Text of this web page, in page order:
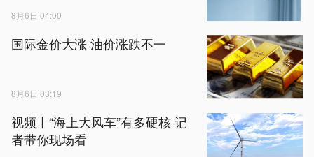
8月6日 04:00
国际金价大涨 油价涨跌不一
8月6日 03:19
视频丨“海上大风车”有多硬核 记
者带你现场看